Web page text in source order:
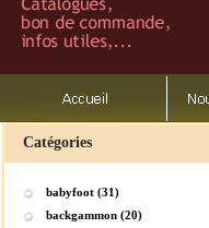
Catégories
babyfoot (31)
backgammon (20)